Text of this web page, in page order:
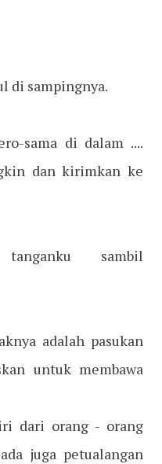
di sampingnya.
sama di dalam ....
dan kirimkan ke
sambil
adalah pasukan
untuk membawa
dari orang - orang
juga petualangan